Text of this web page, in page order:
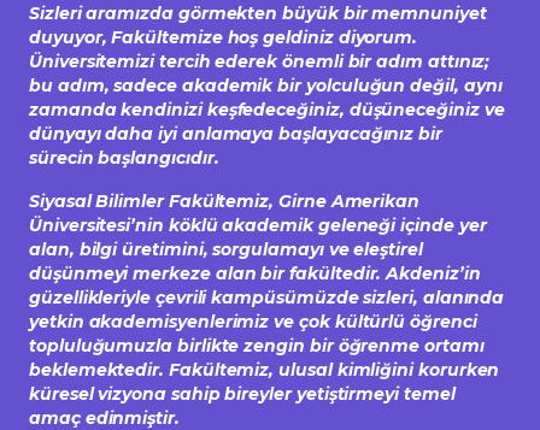
Sizleri aramızda görmekten büyük bir memnuniyet
duyuyor, Fakültemize hoş geldiniz diyorum.
Üniversitemizi tercih ederek önemli bir adım attınız;
bu adım, sadece akademik bir yolculuğun değil, aynı
zamanda kendinizi keşfedeceğiniz, düşüneceğiniz ve
dünyayı daha iyi anlamaya başlayacağınız bir
sürecin başlangıcıdır.
Siyasal Bilimler Fakültemiz, Girne Amerikan
Üniversitesi’nin köklü akademik geleneği içinde yer
alan, bilgi üretimini, sorgulamayı ve eleştirel
düşünmeyi merkeze alan bir fakültedir. Akdeniz’in
güzellikleriyle çevrili kampüsümüzde sizleri, alanında
yetkin akademisyenlerimiz ve çok kültürlü öğrenci
topluluğumuzla birlikte zengin bir öğrenme ortamı
beklemektedir. Fakültemiz, ulusal kimliğini korurken
küresel vizyona sahip bireyler yetiştirmeyi temel
amaç edinmiştir.